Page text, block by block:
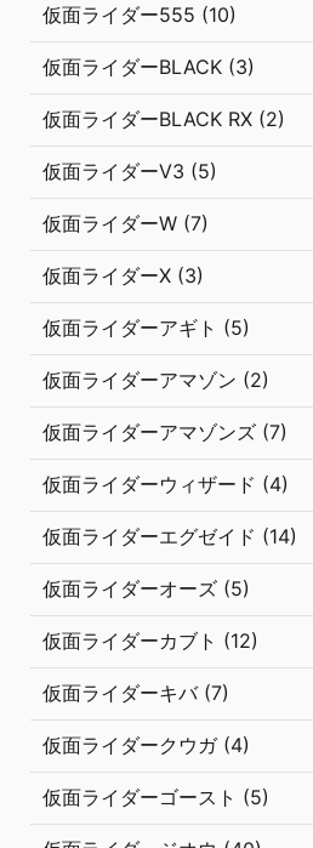
仮面ライダー555 (10)
仮面ライダーBLACK (3)
仮面ライダーBLACK RX (2)
仮面ライダーV3 (5)
仮面ライダーW (7)
仮面ライダーX (3)
仮面ライダーアギト (5)
仮面ライダーアマゾン (2)
仮面ライダーアマゾンズ (7)
仮面ライダーウィザード (4)
仮面ライダーエグゼイド (14)
仮面ライダーオーズ (5)
仮面ライダーカブト (12)
仮面ライダーキバ (7)
仮面ライダークウガ (4)
仮面ライダーゴースト (5)